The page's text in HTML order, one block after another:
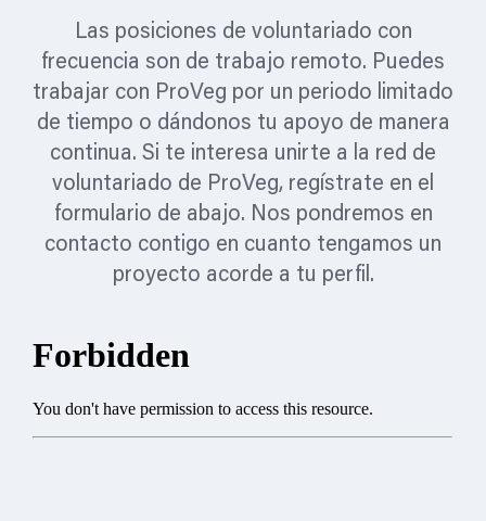
Las posiciones de voluntariado con
frecuencia son de trabajo remoto. Puedes
trabajar con ProVeg por un periodo limitado
de tiempo o dándonos tu apoyo de manera
continua. Si te interesa unirte a la red de
voluntariado de ProVeg, regístrate en el
formulario de abajo. Nos pondremos en
contacto contigo en cuanto tengamos un
proyecto acorde a tu perfil.